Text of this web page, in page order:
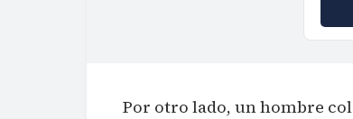
Por otro lado, un hombre